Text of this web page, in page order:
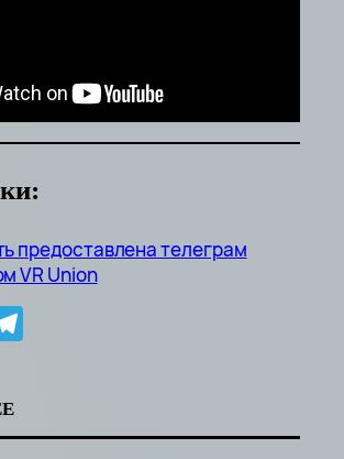
предоставлена телеграм
VR Union